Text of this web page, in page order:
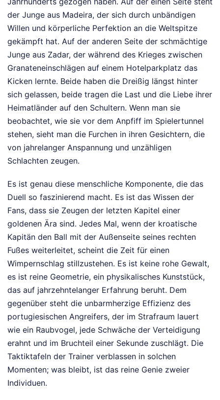
der Junge aus Madeira, der sich durch unbändigen
Willen und körperliche Perfektion an die Weltspitze
gekämpft hat. Auf der anderen Seite der schmächtige
Junge aus Zadar, der während des Krieges zwischen
Granateneinschlägen auf einem Hotelparkplatz das
Kicken lernte. Beide haben die Dreißig längst hinter
sich gelassen, beide tragen die Last und die Liebe ihrer
Heimatländer auf den Schultern. Wenn man sie
beobachtet, wie sie vor dem Anpfiff im Spielertunnel
stehen, sieht man die Furchen in ihren Gesichtern, die
von jahrelanger Anspannung und unzähligen
Schlachten zeugen.
Es ist genau diese menschliche Komponente, die das
Duell so faszinierend macht. Es ist das Wissen der
Fans, dass sie Zeugen der letzten Kapitel einer
goldenen Ära sind. Jedes Mal, wenn der kroatische
Kapitän den Ball mit der Außenseite seines rechten
Fußes weiterleitet, scheint die Zeit für einen
Wimpernschlag stillzustehen. Es ist keine rohe Gewalt,
es ist reine Geometrie, ein physikalisches Kunststück,
das auf jahrzehntelanger Erfahrung beruht. Dem
gegenüber steht die unbarmherzige Effizienz des
portugiesischen Angreifers, der im Strafraum lauert
wie ein Raubvogel, jede Schwäche der Verteidigung
erahnt und im Bruchteil einer Sekunde zuschlägt. Die
Taktiktafeln der Trainer verblassen in solchen
Momenten; was bleibt, ist das reine Genie zweier
Individuen.